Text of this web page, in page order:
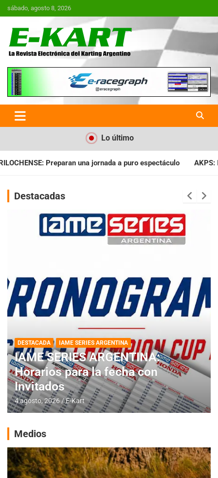
Saltar
al
sábado, agosto 8, 2026
E-Kart.com.ar | La Revista
Electrónica del Karting en
Argentina
Lo último
a puro espectáculo AKPS: Intervino la IGJ y oficializó el
Destacadas
DESTACADA IAME SERIES ARGENTINA
IAME SERIES ARGENTINA:
Horarios para la fecha con
Invitados
4 agosto, 2026 E-Kart
Medios